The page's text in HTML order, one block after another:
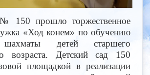
прошло торжественное
«Ход конем» по обучению
детей старшего
возраста. Детский сад 150
площадкой в реализации